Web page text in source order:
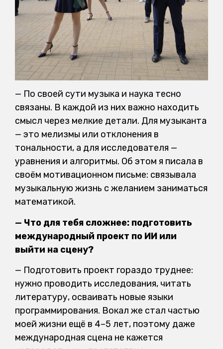
— По своей сути музыка и наука тесно
связаны. В каждой из них важно находить
смысл через мелкие детали. Для музыканта
— это мелизмы или отклонения в
тональности, а для исследователя —
уравнения и алгоритмы. Об этом я писала в
своём мотивационном письме: связывала
музыкальную жизнь с желанием заниматься
математикой.
— Что для тебя сложнее: подготовить
международный проект по ИИ или
выйти на сцену?
— Подготовить проект гораздо труднее:
нужно проводить исследования, читать
литературу, осваивать новые языки
программирования. Вокал же стал частью
моей жизни ещё в 4–5 лет, поэтому даже
международная сцена не кажется